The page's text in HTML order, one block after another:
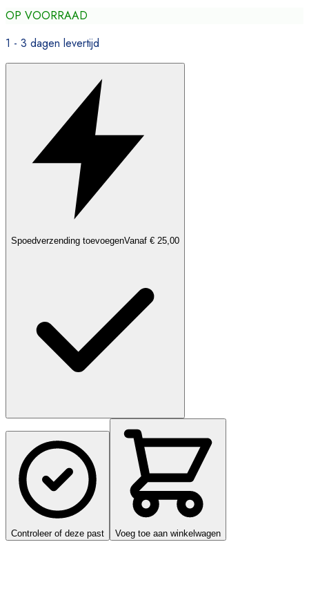
OP VOORRAAD
1 - 3 dagen levertijd
Spoedverzending toevoegenVanaf € 25,00
Controleer of deze past Voeg toe aan winkelwagen